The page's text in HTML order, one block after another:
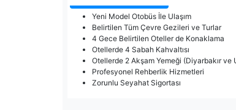
Yeni Model Otobüs İle Ulaşım
Belirtilen Tüm Çevre Gezileri ve Turlar
4 Gece Belirtilen Oteller de Konaklama
Otellerde 4 Sabah Kahvaltısı
Otellerde 2 Akşam Yemeği (Diyarbakır ve
Profesyonel Rehberlik Hizmetleri
Zorunlu Seyahat Sigortası